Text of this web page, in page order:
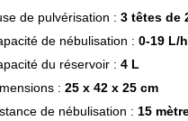
de pulvérisation : 3 têtes de
de nébulisation : 0-19 L/h
du réservoir : 4 L
: 25 x 42 x 25 cm
de nébulisation : 15